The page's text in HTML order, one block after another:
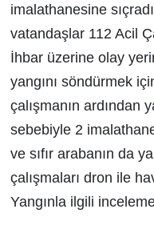
imalathanesine
vatandaşlar 112 Acil
İhbar üzerine olay
yangını söndürmek
çalışmanın ardından
sebebiyle 2
ve sıfır arabanın da
çalışmaları dron ile
Yangınla ilgili